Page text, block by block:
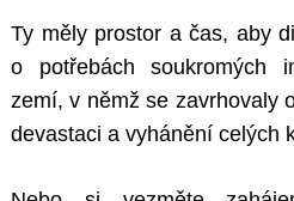
Ty měly prostor a čas, aby
o potřebách soukromých
zemí, v němž se zavrhovaly
devastaci a vyhánění celých